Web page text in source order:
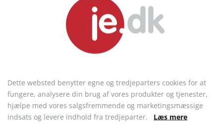
Polo lighter
Dette websted benytter egne og tredjeparters cookies for at
fungere, analysere din brug af vores produkter og tjenester,
hjælpe med vores salgsfremmende og marketingsmæssige
indsats og levere indhold fra tredjeparter. Læs mere